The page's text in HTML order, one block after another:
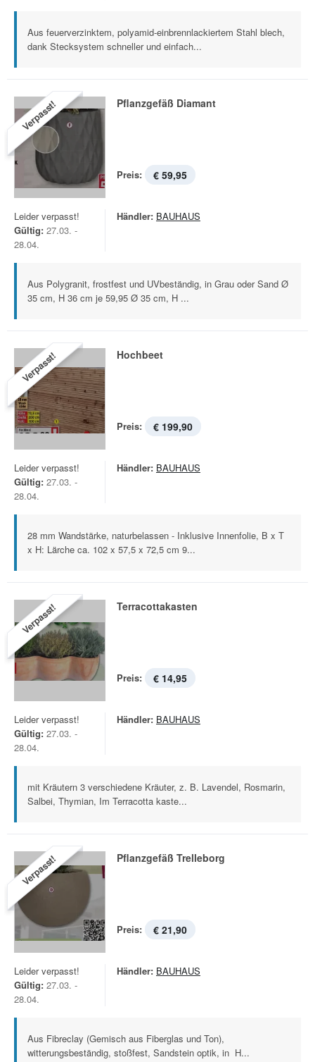
Aus feuerverzinktem, polyamid-einbrennlackiertem Stahl blech,
dank Stecksystem schneller und einfach...
Verpasst! Pflanzgefäß Diamant
Preis: € 59,95
Leider verpasst!
Gültig: 27.03. -
28.04.
Händler: BAUHAUS
Aus Polygranit, frostfest und UVbeständig, in Grau oder Sand Ø
35 cm, H 36 cm je 59,95 Ø 35 cm, H ...
Verpasst! Hochbeet
Preis: € 199,90
Leider verpasst!
Gültig: 27.03. -
28.04.
Händler: BAUHAUS
28 mm Wandstärke, naturbelassen - Inklusive Innenfolie, B x T
x H: Lärche ca. 102 x 57,5 x 72,5 cm 9...
Verpasst! Terracottakasten
Preis: € 14,95
Leider verpasst!
Gültig: 27.03. -
28.04.
Händler: BAUHAUS
mit Kräutern 3 verschiedene Kräuter, z. B. Lavendel, Rosmarin,
Salbei, Thymian, Im Terracotta kaste...
Verpasst! Pflanzgefäß Trelleborg
Preis: € 21,90
Leider verpasst!
Gültig: 27.03. -
28.04.
Händler: BAUHAUS
Aus Fibreclay (Gemisch aus Fiberglas und Ton),
witterungsbeständig, stoßfest, Sandstein optik, in H...